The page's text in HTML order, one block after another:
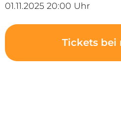
01.11.2025 20:00 Uhr
Tickets bei